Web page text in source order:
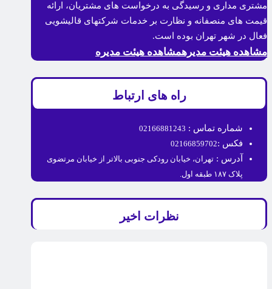
مشتری مداری و رسیدگی به درخواست های مشتریان، ارائه
قیمت های منصفانه و نظارت بر خدمات شرکتهای قالیشویی
فعال در شهر تهران بوده است.
مشاهده هیئت مدیرهمشاهده هیئت مدیره
راه های ارتباط
شماره تماس : 02166881243
فکس :02166859702
آدرس : تهران، خیابان رودکی جنوبی بالاتر از خیابان مرتضوی
پلاک ۱۸۷ طبقه اول.
نظرات اخیر